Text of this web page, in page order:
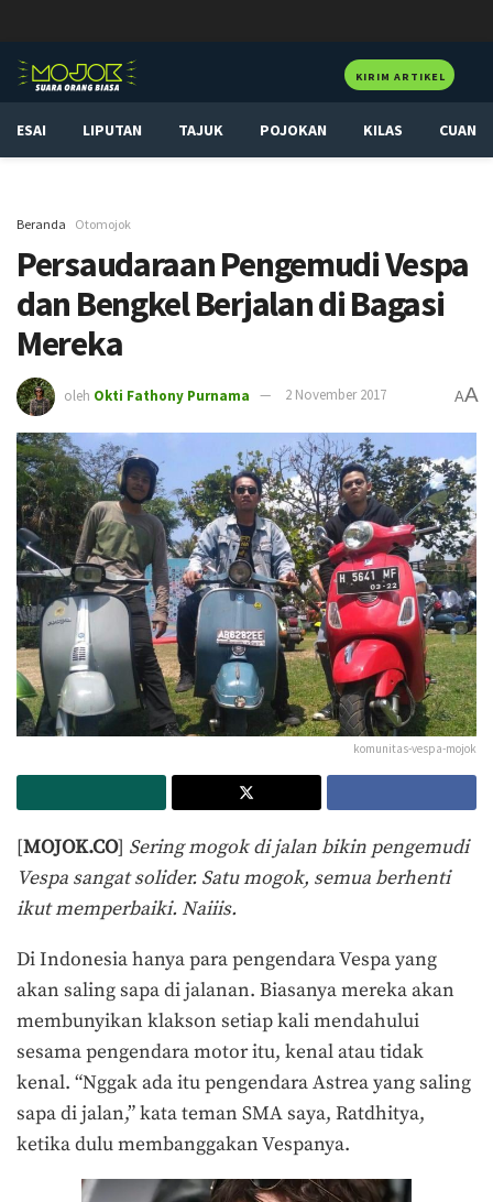
KIRIM ARTIKEL
ESAI LIPUTAN TAJUK POJOKAN KILAS CUAN
Beranda Otomojok
Persaudaraan Pengemudi Vespa
dan Bengkel Berjalan di Bagasi
Mereka
oleh Okti Fathony Purnama 2 November 2017 AA
komunitas-vespa-mojok
[MOJOK.CO] Sering mogok di jalan bikin pengemudi
Vespa sangat solider. Satu mogok, semua berhenti
ikut memperbaiki. Naiiis.
Di Indonesia hanya para pengendara Vespa yang
akan saling sapa di jalanan. Biasanya mereka akan
membunyikan klakson setiap kali mendahului
sesama pengendara motor itu, kenal atau tidak
kenal. “Nggak ada itu pengendara Astrea yang saling
sapa di jalan,” kata teman SMA saya, Ratdhitya,
ketika dulu membanggakan Vespanya.